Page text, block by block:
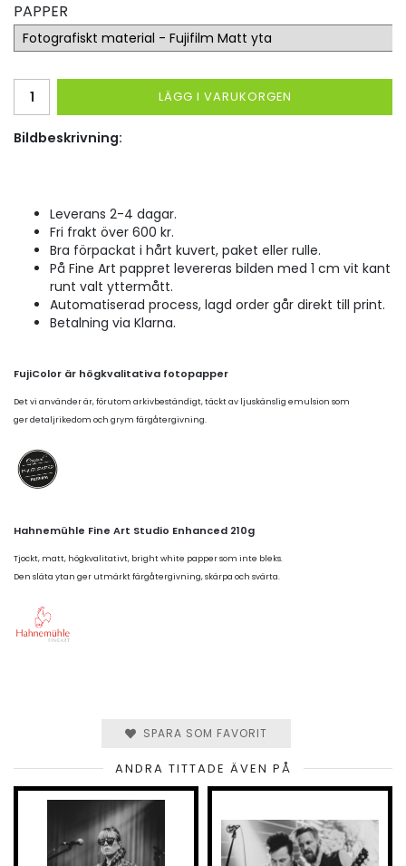
PAPPER
LÄGG I VARUKORGEN
Bildbeskrivning:
Leverans 2-4 dagar.
Fri frakt över 600 kr.
Bra förpackat i hårt kuvert, paket eller rulle.
På Fine Art pappret levereras bilden med 1 cm vit kant
runt valt yttermått.
Automatiserad process, lagd order går direkt till print.
Betalning via Klarna.
FujiColor är högkvalitativa fotopapper
Det vi använder är, förutom arkivbeständigt, täckt av ljuskänslig emulsion som
ger detaljrikedom och grym färgåtergivning.
Hahnemühle Fine Art Studio Enhanced 210g
Tjockt, matt, högkvalitativt, bright white papper som inte bleks.
Den släta ytan ger utmärkt färgåtergivning, skärpa och svärta.
SPARA SOM FAVORIT
ANDRA TITTADE ÄVEN PÅ